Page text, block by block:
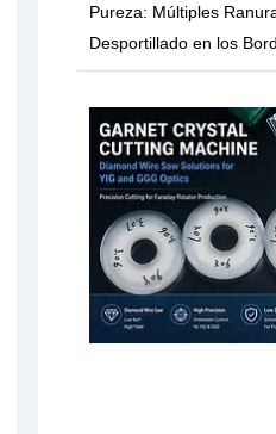
Pureza: Múltiples
Desportillado en los